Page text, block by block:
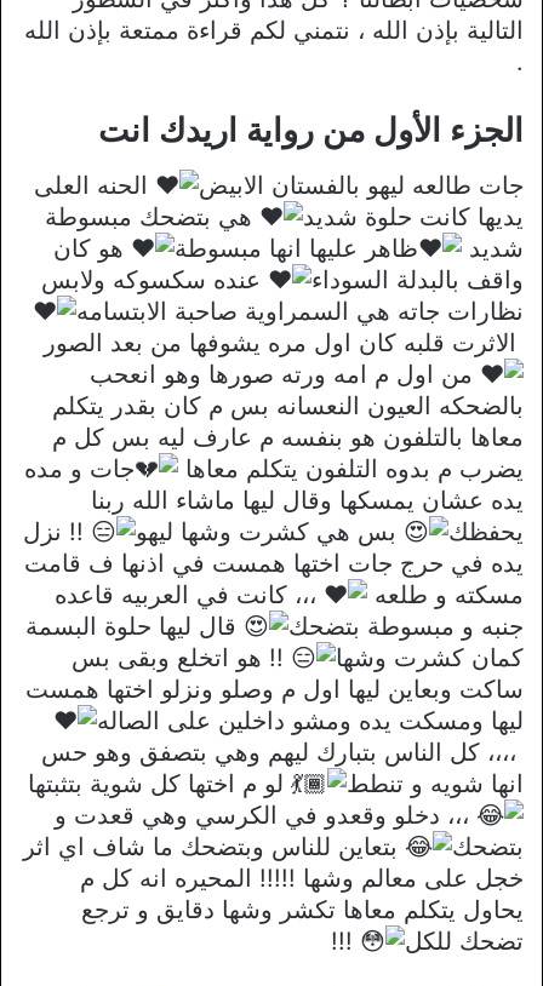
التالية بإذن الله ، نتمني لكم قراءة ممتعة بإذن الله
.
الجزء الأول من رواية اريدك انت
جات طالعه ليهو بالفستان الابيض
الحنه العلى
يديها كانت حلوة شديد
هي بتضحك مبسوطة
شديد
ظاهر عليها انها مبسوطة
هو كان
واقف بالبدلة السوداء
عنده سكسوكه ولابس
نظارات جاته هي السمراوية صاحبة الابتسامه
الاثرت قلبه كان اول مره يشوفها من بعد الصور
من اول م امه ورته صورها وهو انعحب
بالضحكه العيون النعسانه بس م كان بقدر يتكلم
معاها بالتلفون هو بنفسه م عارف ليه بس كل م
يضرب م بدوه التلفون يتكلم معاها
جات و مده
يده عشان يمسكها وقال ليها ماشاء الله ربنا
يحفظك
بس هي كشرت وشها ليهو
!! نزل
يده في حرج جات اختها همست في اذنها ف قامت
مسكته و طلعه
،،، كانت في العربيه قاعده
جنبه و مبسوطة بتضحك
قال ليها حلوة البسمة
كمان كشرت وشها
!! هو اتخلع وبقى بس
ساكت وبعاين ليها اول م وصلو ونزلو اختها همست
ليها ومسكت يده ومشو داخلين على الصاله
،،،، كل الناس بتبارك ليهم وهي بتصفق وهو حس
انها شويه و تنطط
لو م اختها كل شوية بتثبتها
،،، دخلو وقعدو في الكرسي وهي قعدت و
بتضحك
بتعاين للناس وبتضحك ما شاف اي اثر
خجل على معالم وشها !!!!! المحيره انه كل م
يحاول يتكلم معاها تكشر وشها دقايق و ترجع
تضحك للكل
!!!